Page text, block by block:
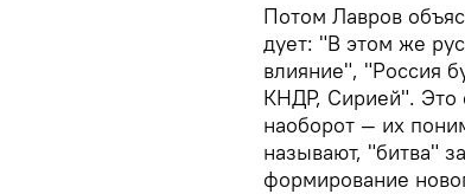
Потом Лавров
дует: "В этом же
влияние", "Россия
КНДР, Сирией". Это
наоборот — их
называют, "битва"
формирование